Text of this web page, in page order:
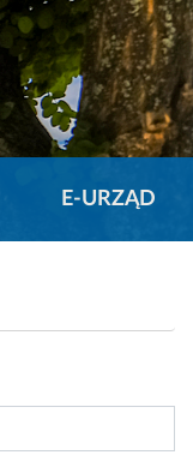
E-URZĄD